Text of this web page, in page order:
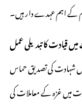
کے اہم عہدے دار ہیں۔
میں قیادت کا تبدیلی عمل
شہادت کی تصدیق حماس
غزہ کے معاملات کی